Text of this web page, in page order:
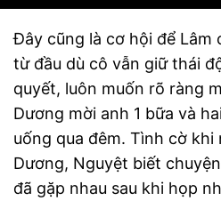
Đây cũng là cơ hội để
từ đầu dù cô vẫn giữ thái
quyết, luôn muốn rõ ràng
Dương mời anh 1 bữa và
uống qua đêm. Tình cờ khi
Dương, Nguyệt biết
đã gặp nhau sau khi họp